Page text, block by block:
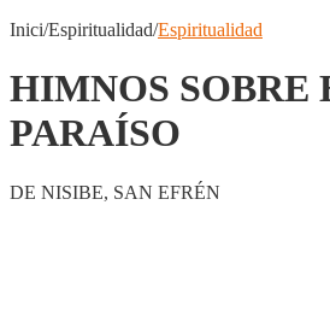
Inici/Espiritualidad/Espiritualidad
HIMNOS SOBRE
PARAÍSO
DE NISIBE, SAN EFRÉN